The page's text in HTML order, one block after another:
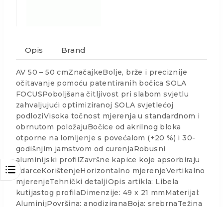
Opis Brand
AV 50 – 50 cmZnačajkeBolje, brže i preciznije
očitavanje pomoću patentiranih bočica SOLA
FOCUSPoboljšana čitljivost pri slabom svjetlu
zahvaljujući optimiziranoj SOLA svjetlećoj
podloziVisoka točnost mjerenja u standardnom i
obrnutom položajuBočice od akrilnog bloka
otporne na lomljenje s povećalom (+20 %) i 30-
godišnjim jamstvom od curenjaRobusni
aluminijski profilZavršne kapice koje apsorbiraju
udarceKorištenjeHorizontalno mjerenjeVertikalno
mjerenjeTehnički detaljiOpis artikla: Libela
kutijastog profilaDimenzije: 49 x 21 mmMaterijal:
AluminijPovršina: anodiziranaBoja: srebrnaTežina